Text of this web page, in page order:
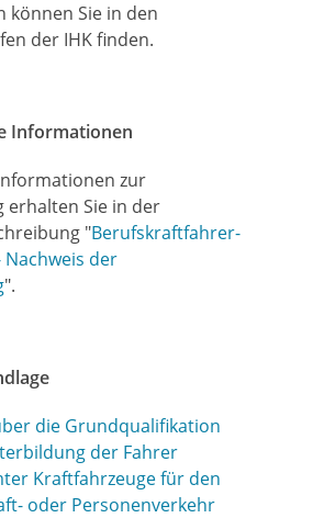
können Sie in den
der IHK finden.
Informationen
zur
erhalten Sie in der
"Berufskraftfahrer-
der
".
die Grundqualifikation
der Fahrer
Kraftfahrzeuge für den
oder Personenverkehr